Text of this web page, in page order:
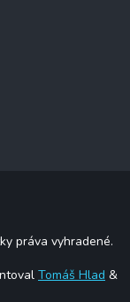
práva vyhradené.
Tomáš Hlad &